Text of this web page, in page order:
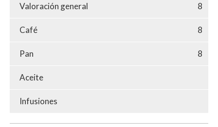
Valoración general 8
Café 8
Pan 8
Aceite
Infusiones